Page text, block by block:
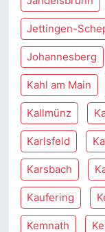
Jettingen-
Johannesberg
Kahl am Main
Kallmünz
Karlsfeld
Karsbach
Kaufering
Kemnath